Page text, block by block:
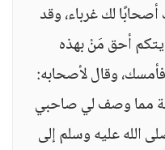
لك غرباء، وقد
أحق مَنْ بهذه
وقال لأصحابه:
مما وصف لي صاحبي
الله عليه وسلم إلى